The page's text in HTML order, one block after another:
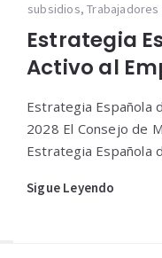
subsidios,
Estrategia
Activo al
Estrategia Española
2028 El Consejo de
Estrategia Española
Sigue Leyendo